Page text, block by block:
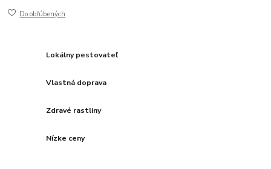
Do obľúbených
Lokálny pestovateľ
Vlastná doprava
Zdravé rastliny
Nízke ceny